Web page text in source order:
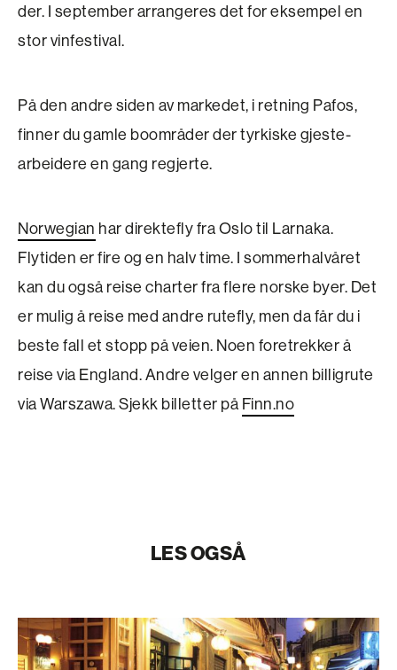
der. I september arrangeres det for eksempel en
stor vinfestival.
På den andre siden av markedet, i retning Pafos,
finner du gamle boområder der tyrkiske gjeste­
arbeidere en gang regjerte.
Norwegian har direktefly fra Oslo til Larnaka.
Flytiden er fire og en halv time. I sommerhalvåret
kan du også reise charter fra flere norske byer. Det
er mulig å reise med andre rutefly, men da får du i
beste fall et stopp på veien. Noen foretrekker å
reise via England. Andre velger en annen billigrute
via Warszawa. Sjekk billetter på Finn.no
LES OGSÅ